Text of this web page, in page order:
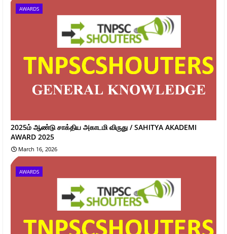
AWARDS
2025ம் ஆண்டு சாக்திய அகாடமி விருது / SAHITYA AKADEMI
AWARD 2025
March 16, 2026
AWARDS